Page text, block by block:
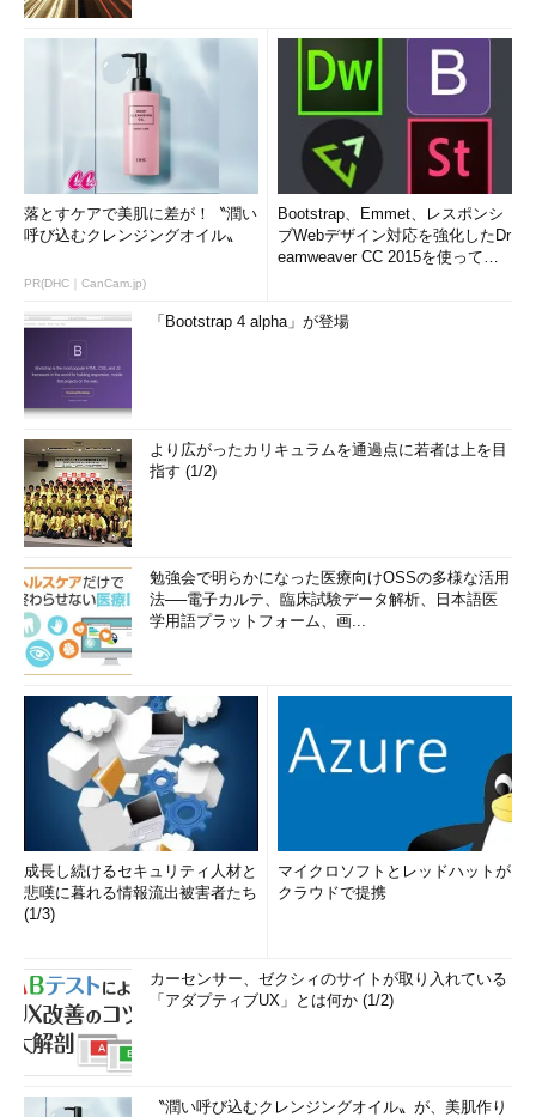
落とすケアで美肌に差が！〝潤い
呼び込むクレンジングオイル〟
PR(DHC｜CanCam.jp)
Bootstrap、Emmet、レスポンシ
ブWebデザイン対応を強化したDr
eamweaver CC 2015を使って
「Bootstrap 4 alpha」が登場
より広がったカリキュラムを通過点に若者は上を目
指す (1/2)
勉強会で明らかになった医療向けOSSの多様な活用
法──電子カルテ、臨床試験データ解析、日本語医
学用語プラットフォーム、画...
成長し続けるセキュリティ人材と
悲嘆に暮れる情報流出被害者たち
(1/3)
マイクロソフトとレッドハットが
クラウドで提携
カーセンサー、ゼクシィのサイトが取り入れている
「アダプティブUX」とは何か (1/2)
〝潤い呼び込むクレンジングオイル〟が、美肌作り